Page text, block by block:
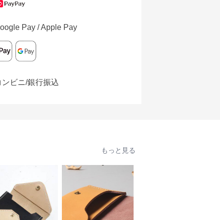
Pay / Apple Pay
ンビニ/銀行振込
もっと見る